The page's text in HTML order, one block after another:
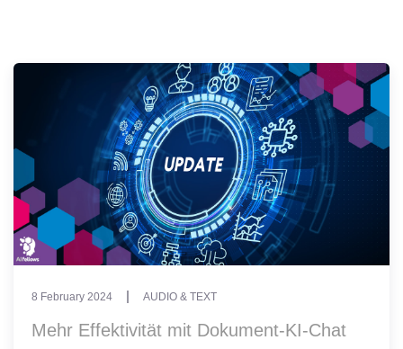
8 February 2024 AUDIO & TEXT
Mehr Effektivität mit Dokument-KI-Chat